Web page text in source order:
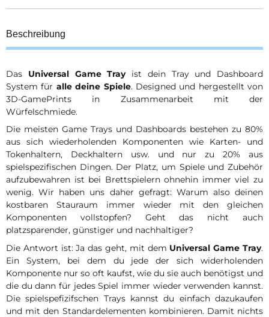
Beschreibung
Das Universal Game Trayist dein Tray und Dashboard
System für alle deine Spiele. Designed und hergestellt von
3D-GamePrints in Zusammenarbeit mit der
Würfelschmiede.
Die meisten Game Trays und Dashboards bestehen zu 80%
aus sich wiederholenden Komponenten wie Karten- und
Tokenhaltern, Deckhaltern usw. und nur zu 20% aus
spielspezifischen Dingen. Der Platz, um Spiele und Zubehör
aufzubewahren ist bei Brettspielern ohnehin immer viel zu
wenig. Wir haben uns daher gefragt: Warum also deinen
kostbaren Stauraum immer wieder mit den gleichen
Komponenten vollstopfen? Geht das nicht auch
platzsparender, günstiger und nachhaltiger?
Die Antwort ist: Ja das geht, mit dem Universal Game Tray.
Ein System, bei dem du jede der sich widerholenden
Komponente nur so oft kaufst, wie du sie auch benötigst und
die du dann für jedes Spiel immer wieder verwenden kannst.
Die spielspefizifschen Trays kannst du einfach dazukaufen
und mit den Standardelementen kombinieren. Damit nichts